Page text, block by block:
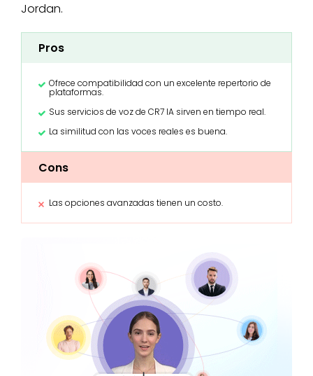
Jordan.
Pros
Ofrece compatibilidad con un excelente repertorio de
plataformas.
Sus servicios de voz de CR7 IA sirven en tiempo real.
La similitud con las voces reales es buena.
Cons
Las opciones avanzadas tienen un costo.